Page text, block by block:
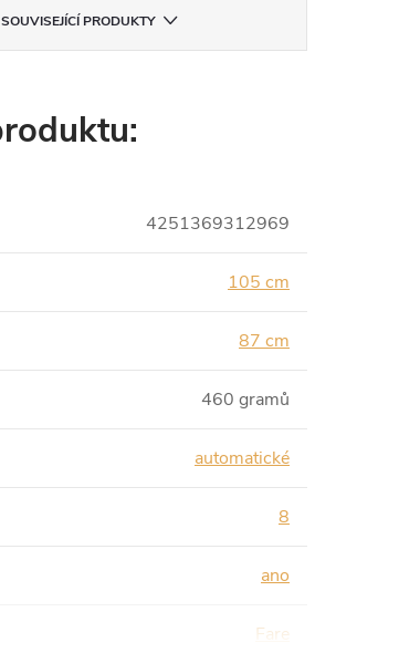
SOUVISEJÍCÍ PRODUKTY
4251369312969
105 cm
87 cm
460 gramů
automatické
8
ano
Fare